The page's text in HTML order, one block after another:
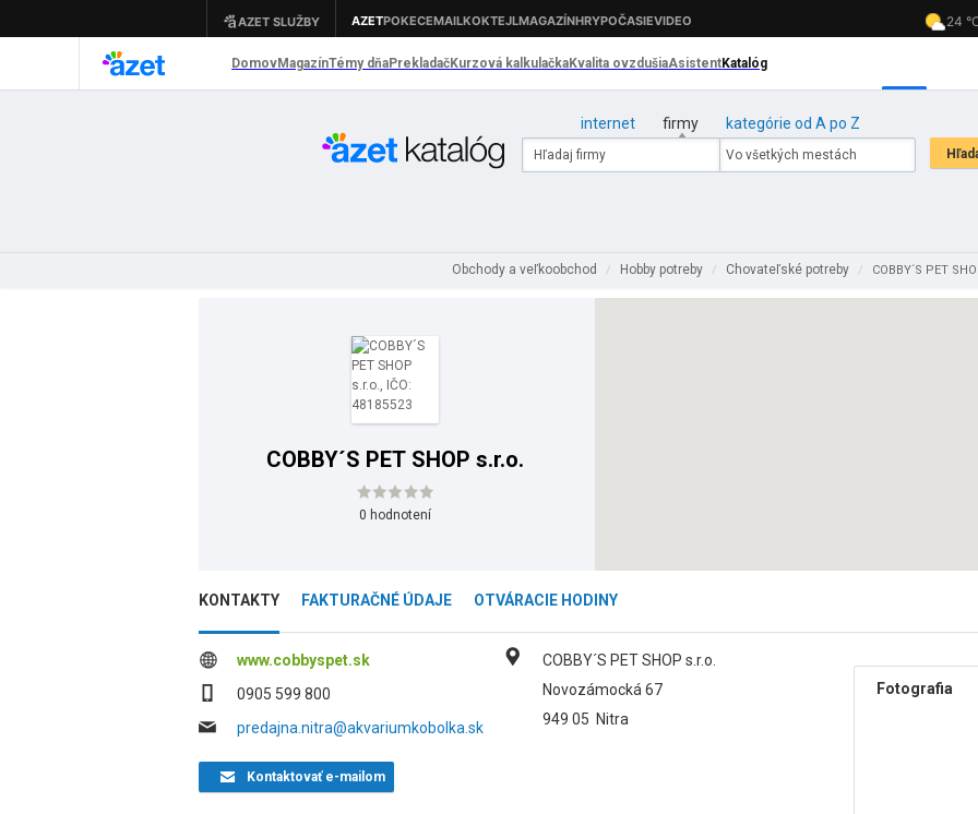
internet firmy kategórie od A po Z
Obchody a veľkoobchod / Hobby potreby / Chovateľské potreby / COBBY´S PET
COBBY´S PET SHOP s.r.o.
0 hodnotení
KONTAKTY FAKTURAČNÉ ÚDAJE OTVÁRACIE HODINY
www.cobbyspet.sk
0905 599 800
predajna.nitra@akvariumkobolka.sk
COBBY´S PET SHOP s.r.o.
Novozámocká 67
949 05 Nitra
Kontaktovaťe-mailom
Fotografia